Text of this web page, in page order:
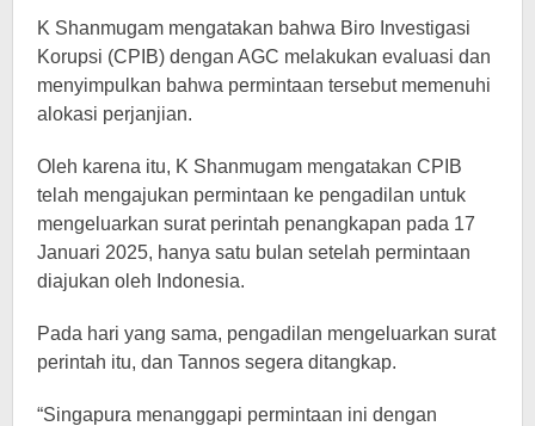
K Shanmugam mengatakan bahwa Biro Investigasi
Korupsi (CPIB) dengan AGC melakukan evaluasi dan
menyimpulkan bahwa permintaan tersebut memenuhi
alokasi perjanjian.
Oleh karena itu, K Shanmugam mengatakan CPIB
telah mengajukan permintaan ke pengadilan untuk
mengeluarkan surat perintah penangkapan pada 17
Januari 2025, hanya satu bulan setelah permintaan
diajukan oleh Indonesia.
Pada hari yang sama, pengadilan mengeluarkan surat
perintah itu, dan Tannos segera ditangkap.
“Singapura menanggapi permintaan ini dengan